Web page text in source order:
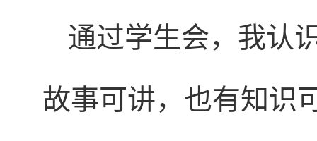
通过学生会，我认
故事可讲，也有知识